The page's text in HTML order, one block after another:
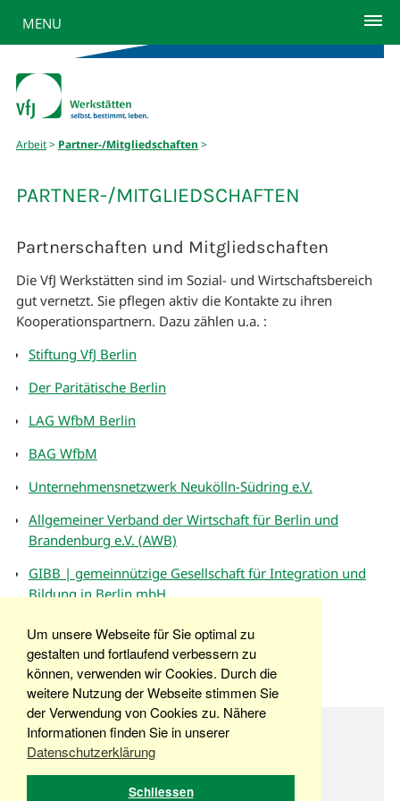
Um unsere Webseite für Sie optimal zu
gestalten und fortlaufend verbessern zu
können, verwenden wir Cookies. Durch die
weitere Nutzung der Webseite stimmen Sie
der Verwendung von Cookies zu. Nähere
Informationen finden Sie in unserer
Datenschutzerklärung
Schliessen
MENU
Arbeit> Partner-/Mitgliedschaften >
PARTNER-/MITGLIEDSCHAFTEN
Partnerschaften und Mitgliedschaften
Die VfJ Werkstätten sind im Sozial- und Wirtschaftsbereich
gut vernetzt. Sie pflegen aktiv die Kontakte zu ihren
Kooperationspartnern. Dazu zählen u.a. :
Stiftung VfJ Berlin
Der Paritätische Berlin
LAG WfbM Berlin
BAG WfbM
Unternehmensnetzwerk Neukölln-Südring e.V.
Allgemeiner Verband der Wirtschaft für Berlin und
Brandenburg e.V. (AWB)
GIBB | gemeinnützige Gesellschaft für Integration und
Bildung in Berlin mbH
SC VfJ Berlin e.V.
© Copyright 2026 Stiftung VfJ Berlin